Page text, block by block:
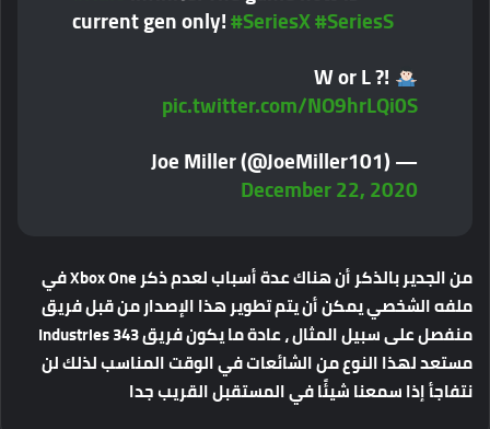
current gen only!#SeriesX#SeriesS
W or L ?!
pic.twitter.com/NO9hrLQi0S
— Joe Miller (@JoeMiller101)
December 22, 2020
من الجدير بالذكر أن هناك عدة أسباب لعدم ذكر Xbox One في
ملفه الشخصي يمكن أن يتم تطوير هذا الإصدار من قبل فريق
منفصل على سبيل المثال ، عادة ما يكون فريق 343 Industries
مستعد لهذا النوع من الشائعات في الوقت المناسب لذلك لن
نتفاجأ إذا سمعنا شيئًا في المستقبل القريب جدا